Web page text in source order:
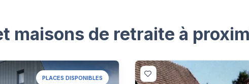
maisons de retraite à
PLACES DISPONIBLES